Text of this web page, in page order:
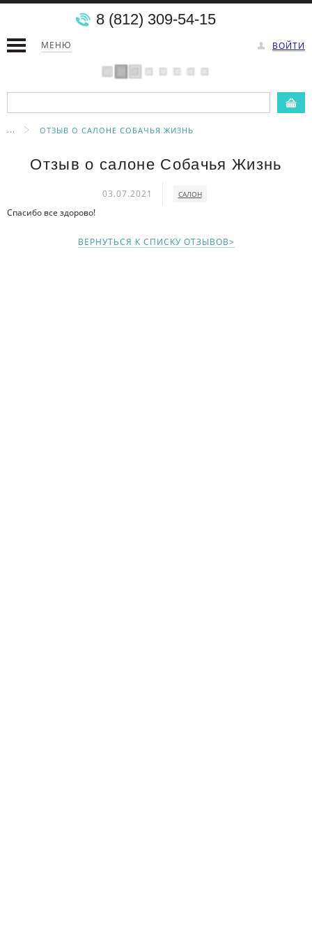
МЕНЮ ВОЙТИ
8 (812) 309-54-15
... ОТЗЫВ О САЛОНЕ СОБАЧЬЯ ЖИЗНЬ
Отзыв о салоне Собачья Жизнь
03.07.2021 САЛОН
Спасибо все здорово!
ВЕРНУТЬСЯ К СПИСКУ ОТЗЫВОВ